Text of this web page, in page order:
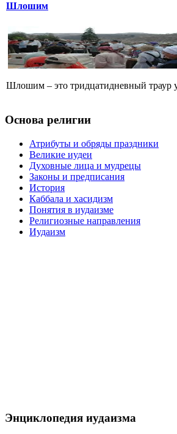
Шлошим
Шлошим – это тридцатидневный траур
Основа религии
Атрибуты и обряды праздники
Великие иудеи
Духовные лица и мудрецы
Законы и предписания
История
Каббала и хасидизм
Понятия в иудаизме
Религиозные направления
Иудаизм
Энциклопедия иудаизма